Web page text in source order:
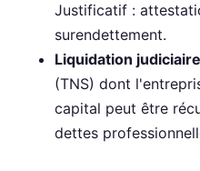
Justificatif :
surendettement.
Liquidation judiciaire
(TNS) dont
capital peut être
dettes